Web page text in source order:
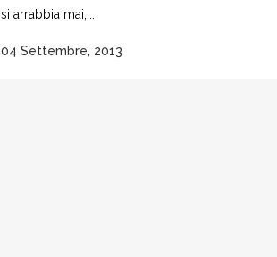
si arrabbia mai,...
04 Settembre, 2013